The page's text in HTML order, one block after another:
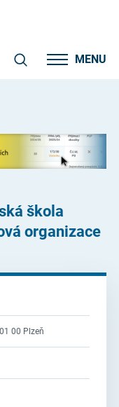
MENU
škola
organizace
00 Plzeň